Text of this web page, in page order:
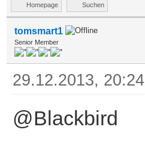
Homepage Suchen
tomsmart1
Senior Member
29.12.2013, 20:24
@Blackbird